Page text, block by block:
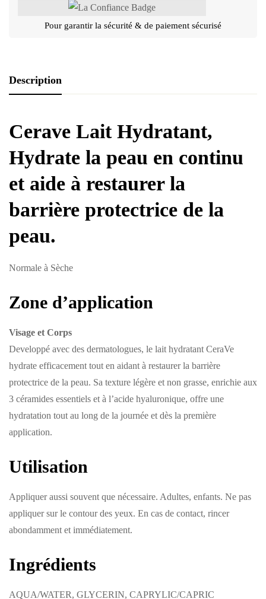
Pour garantir la sécurité & de paiement sécurisé
Description
Cerave Lait Hydratant,
Hydrate la peau en continu
et aide à restaurer la
barrière protectrice de la
peau.
Normale à Sèche
Zone d’application
Visage et Corps
Developpé avec des dermatologues, le lait hydratant CeraVe
hydrate efficacement tout en aidant à restaurer la barrière
protectrice de la peau. Sa texture légère et non grasse, enrichie aux
3 céramides essentiels et à l’acide hyaluronique, offre une
hydratation tout au long de la journée et dès la première
application.
Utilisation
Appliquer aussi souvent que nécessaire. Adultes, enfants. Ne pas
appliquer sur le contour des yeux. En cas de contact, rincer
abondamment et immédiatement.
Ingrédients
AQUA/WATER, GLYCERIN, CAPRYLIC/CAPRIC